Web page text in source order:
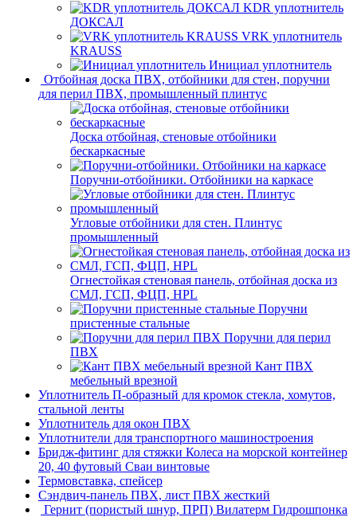
KDR уплотнитель
ДОКСАЛ
VRK уплотнитель
KRAUSS
Инициал уплотнитель
Отбойная доска ПВХ, отбойники для стен, поручни
для перил ПВХ, промышленный плинтус
Доска отбойная, стеновые отбойники
бескаркасные
Поручни-отбойники. Отбойники на каркасе
Угловые отбойники для стен. Плинтус
промышленный
Огнестойкая стеновая панель, отбойная доска из
СМЛ, ГСП, ФЦП, HPL
Поручни
пристенные стальные
Поручни для перил
ПВХ
Кант ПВХ
мебельный врезной
Уплотнитель П-образный для кромок стекла, хомутов,
стальной ленты
Уплотнитель для окон ПВХ
Уплотнители для транспортного машиностроения
Бридж-фитинг для стяжки Колеса на морской контейнер
20, 40 футовый Сваи винтовые
Термовставка, спейсер
Сэндвич-панель ПВХ, лист ПВХ жесткий
Гернит (пористый шнур, ПРП) Вилатерм Гидрошпонка